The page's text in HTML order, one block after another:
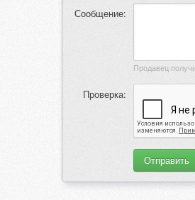
Сообщение:
Проверка: